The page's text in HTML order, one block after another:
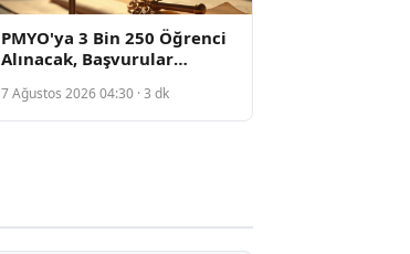
PMYO'ya 3 Bin 250 Öğrenci
Alınacak, Başvurular
7 Ağustos 2026 04:30 · 3 dk